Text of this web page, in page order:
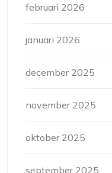
februari 2026
januari 2026
december 2025
november 2025
oktober 2025
september 2025